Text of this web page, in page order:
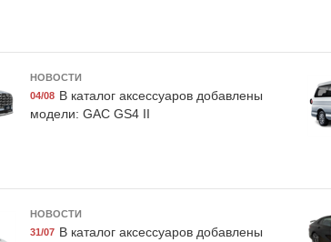
M-02
5-7,5-10-
LAVR Ln1003N
Промывка двигателя 5-
НОВОСТИ
04/08 В каталог аксессуаров добавлены
модели: GAC GS4 II
НОВОСТИ
31/07 В каталог аксессуаров добавлены